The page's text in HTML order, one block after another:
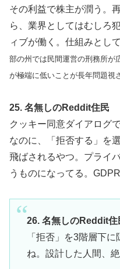
その利益で株主が潤う。
ら、業界としてはむしろ
ィブが働く。仕組みとし
部の州では民間運営の刑務所が
が極端に低いことが長年問題視
25. 名無しのReddit住民
クッキー同意ダイアログ
なのに、「拒否する」を
飛ばされるやつ。プライ
うものになってる。
26. 名無しのReddit住
「拒否」を3階層下
ね。設計した人間、